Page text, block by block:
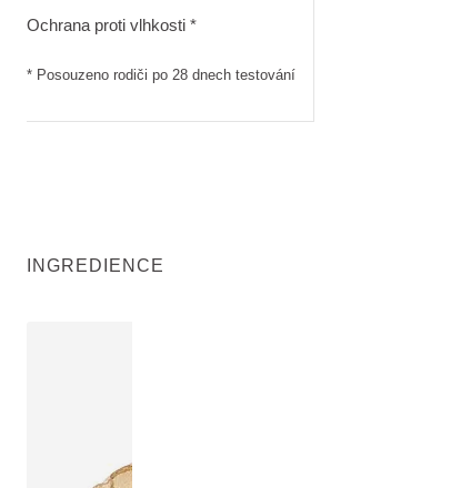
Ochrana proti vlhkosti *
* Posouzeno rodiči po 28 dnech testování
INGREDIENCE